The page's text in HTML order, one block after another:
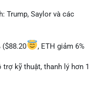
memecoin và tin tức
lên giá. Rủi ro từ các đề cày
dõi xu hướng "long" hoặc
Trump, Saylor và các
($88.20
, ETH giảm 6%
trợ kỹ thuật, thanh lý hơn 1
dự kiến airdrop token cho